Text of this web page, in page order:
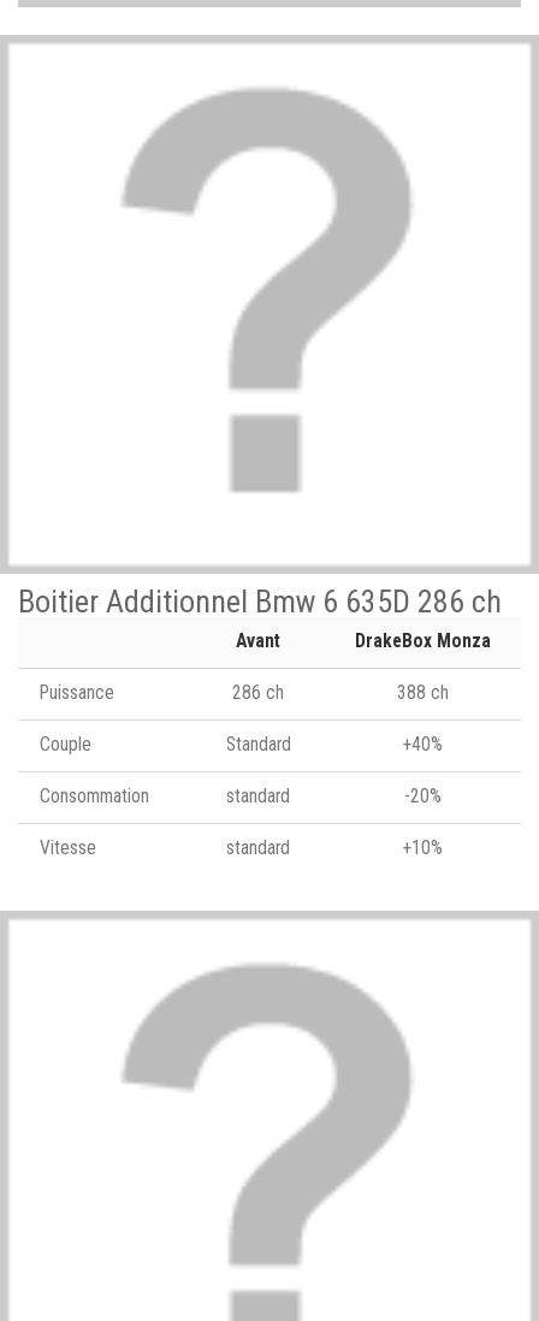
Boitier Additionnel Bmw 6 635D 286 ch
Avant DrakeBox Monza
Puissance 286 ch 388 ch
Couple Standard +40%
Consommation standard -20%
Vitesse standard +10%